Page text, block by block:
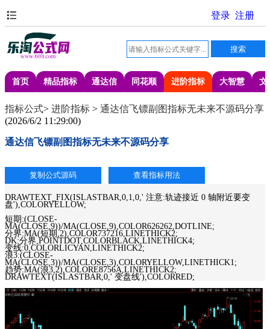
首页 精品指标 通达信 同花顺 进阶指标 大智慧 文
指标公式> 进阶指标 > 通达信飞镖副图指标无未来不源码分享
(2026/6/2 11:29:00)
通达信飞镖副图指标无未来不源码分享
DRAWTEXT_FIX(ISLASTBAR,0,1,0,' 注意:轨迹接近 0 轴附近要变
盘'),COLORYELLOW;
短期:(CLOSE-
MA(CLOSE,9))/MA(CLOSE,9),COLOR626262,DOTLINE;
分界:MA(短期,2),COLOR737216,LINETHICK2;
DK:分界,POINTDOT,COLORBLACK,LINETHICK4;
变线:0,COLORLICYAN,LINETHICK2;
浪3:(CLOSE-
MA(CLOSE,3))/MA(CLOSE,3),COLORYELLOW,LINETHICK1;
趋势:MA(浪3,2),COLORE8756A,LINETHICK2;
DRAWTEXT(ISLASTBAR,0,' 变盘线'),COLORRED;